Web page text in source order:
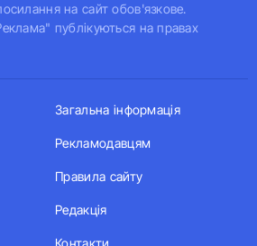
на сайт обов'язкове.
публікуються на правах
Загальна інформація
Рекламодавцям
Правила сайту
Редакція
Контакти